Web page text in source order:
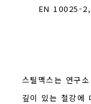
EN 10025-
스틸맥스는 연구
깊이 있는 철강에